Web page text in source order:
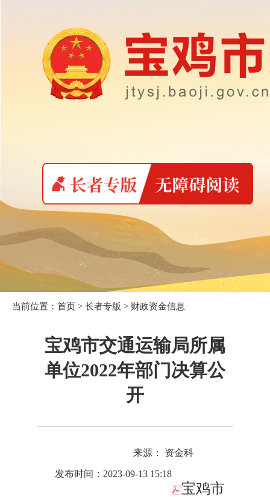
当前位置： 首页 > 长者专版 > 财政资金信息
宝鸡市交通运输局所属
单位2022年部门决算公
开
来源： 资金科
发布时间：2023-09-13 15:18
宝鸡市